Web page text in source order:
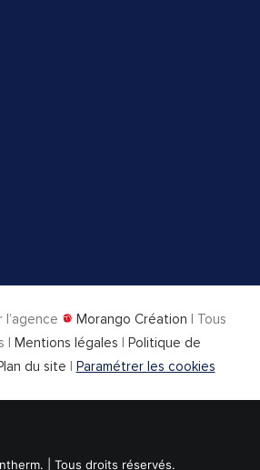
l’agence Morango Création | Tous
| Mentions légales | Politique de
du site | Paramétrer les cookies
| Tous droits réservés.